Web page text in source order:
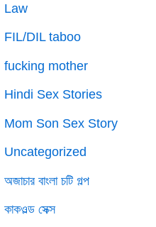
Law
FIL/DIL taboo
fucking mother
Hindi Sex Stories
Mom Son Sex Story
Uncategorized
অজাচার বাংলা চটি গল্প
কাকওল্ড সেক্স